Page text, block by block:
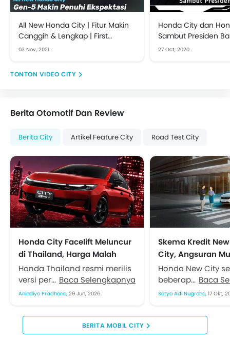
All New Honda City | Fitur Makin
Canggih & Lengkap | First
Impression
03 Nov, 2021 .
Honda City dan
Sambut Presiden
27 Oct, 2020 .
VIDEO CITY
Berita Otomotif Dan Review
Berita City Artikel Feature City Road Test City
Honda City Facelift Meluncur
di Thailand, Harga Malah
Turun dan Fitur Makin
Melimpah
Honda Thailand resmi merilis
versi penyegaran untuk
Honda City Hatchback dan
besar menyasar sektor
desain, penambahan
peranti...
Baca Selengkapnya
Anindiyo Pradhono, 29 Jun, 2026
Skema Kredit
City, Angsuran
Jutaan
Honda New City
beberapa waktu
mendapatkan
satu varian
Baca
Setyo Adi Nugroho, 17 Okt,
BERITA MOBIL CITY